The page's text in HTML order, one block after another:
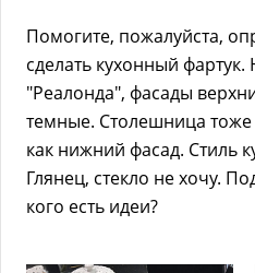
Помогите, пожалуйста,
сделать кухонный
"Реалонда", фасады
темные. Столешница тоже
как нижний фасад. Стиль
Глянец, стекло не хочу.
кого есть идеи?